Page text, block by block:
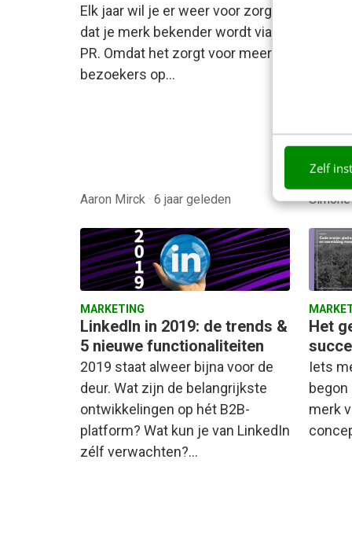
Zelf
Elk jaar wil je er weer voor zorgen
dat je merk bekender wordt via
PR. Omdat het zorgt voor meer
bezoekers op…
Aaron Mirck · 6 jaar geleden
de
MARKETING
LinkedIn in 2019: de trends &
5 nieuwe functionaliteiten
2019 staat alweer bijna voor de
deur. Wat zijn de belangrijkste
ontwikkelingen op hét B2B-
platform? Wat kun je van LinkedIn
zélf verwachten?…
Het
Iets
begon
merk